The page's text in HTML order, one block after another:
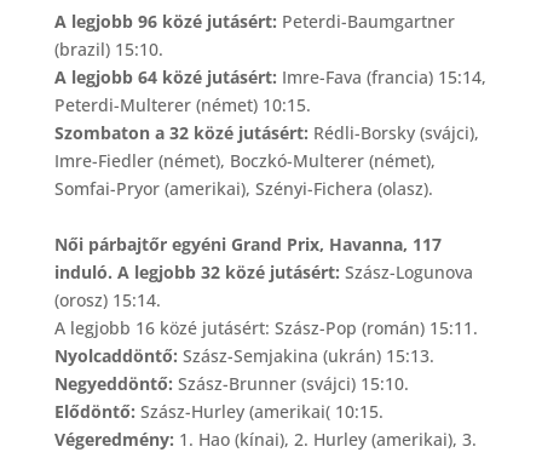
A legjobb 96 közé jutásért: Peterdi-Baumgartner
(brazil) 15:10.
A legjobb 64 közé jutásért: Imre-Fava (francia) 15:14,
Peterdi-Multerer (német) 10:15.
Szombaton a 32 közé jutásért: Rédli-Borsky (svájci),
Imre-Fiedler (német), Boczkó-Multerer (német),
Somfai-Pryor (amerikai), Szényi-Fichera (olasz).
Női párbajtőr egyéni Grand Prix, Havanna, 117
induló. A legjobb 32 közé jutásért: Szász-Logunova
(orosz) 15:14.
A legjobb 16 közé jutásért: Szász-Pop (román) 15:11.
Nyolcaddöntő: Szász-Semjakina (ukrán) 15:13.
Negyeddöntő: Szász-Brunner (svájci) 15:10.
Elődöntő: Szász-Hurley (amerikai( 10:15.
Végeredmény: 1. Hao (kínai), 2. Hurley (amerikai), 3.